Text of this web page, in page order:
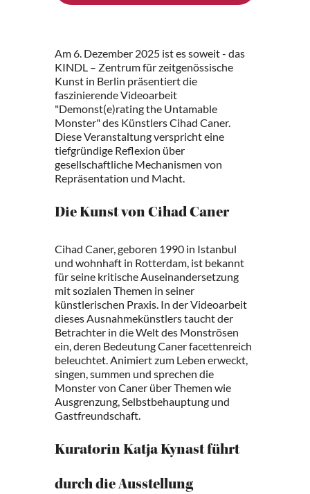
Am 6. Dezember 2025 ist es soweit - das
KINDL – Zentrum für zeitgenössische
Kunst in Berlin präsentiert die
faszinierende Videoarbeit
"Demonst(e)rating the Untamable
Monster" des Künstlers Cihad Caner.
Diese Veranstaltung verspricht eine
tiefgründige Reflexion über
gesellschaftliche Mechanismen von
Repräsentation und Macht.
Die Kunst von Cihad Caner
Cihad Caner, geboren 1990 in Istanbul
und wohnhaft in Rotterdam, ist bekannt
für seine kritische Auseinandersetzung
mit sozialen Themen in seiner
künstlerischen Praxis. In der Videoarbeit
dieses Ausnahmekünstlers taucht der
Betrachter in die Welt des Monströsen
ein, deren Bedeutung Caner facettenreich
beleuchtet. Animiert zum Leben erweckt,
singen, summen und sprechen die
Monster von Caner über Themen wie
Ausgrenzung, Selbstbehauptung und
Gastfreundschaft.
Kuratorin Katja Kynast führt
durch die Ausstellung